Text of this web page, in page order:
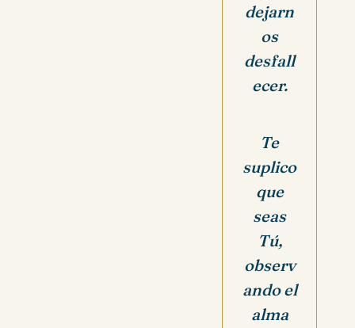
dejarn
os
desfall
ecer.
Te
suplico
que
seas
Tú,
observ
ando el
alma